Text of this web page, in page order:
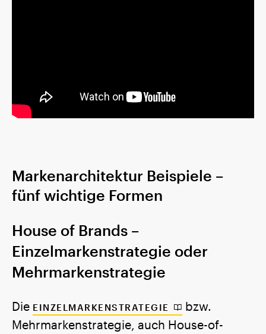
Markenarchitektur Beispiele –
fünf wichtige Formen
House of Brands –
Einzelmarkenstrategie oder
Mehrmarkenstrategie
Die EINZELMARKENSTRATEGIE
bzw.
Mehrmarkenstrategie, auch House-of-